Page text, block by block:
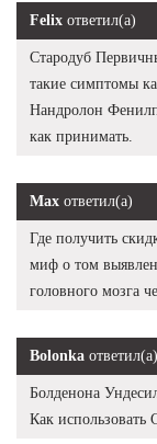
Felix ответил(а)
Стародуб
такие симптомы
Нандролон
как принимать.
Max ответил(а)
Где получить
миф о том
головного мозга
Bolonka ответил(а)
Болденона
Как использовать